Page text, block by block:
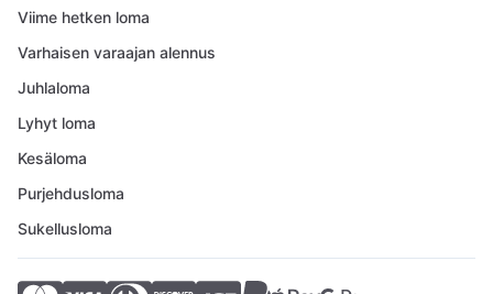
Viime hetken loma
Varhaisen varaajan alennus
Juhlaloma
Lyhyt loma
Kesäloma
Purjehdusloma
Sukellusloma